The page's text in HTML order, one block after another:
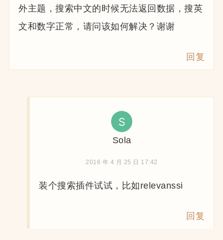
外主题，搜索中文的时候无法返回数据，搜英
文和数字正常，请问该如何解决？谢谢
回复
Sola
2016 年 4 月 25 日 17:42
装个搜索插件试试，比如relevanssi
回复